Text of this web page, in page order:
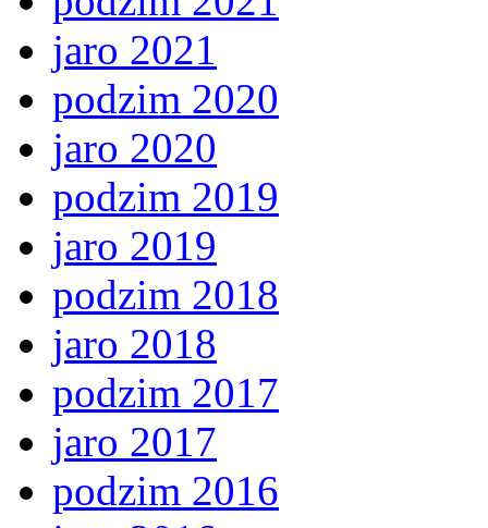
jaro 2021
podzim 2020
jaro 2020
podzim 2019
jaro 2019
podzim 2018
jaro 2018
podzim 2017
jaro 2017
podzim 2016